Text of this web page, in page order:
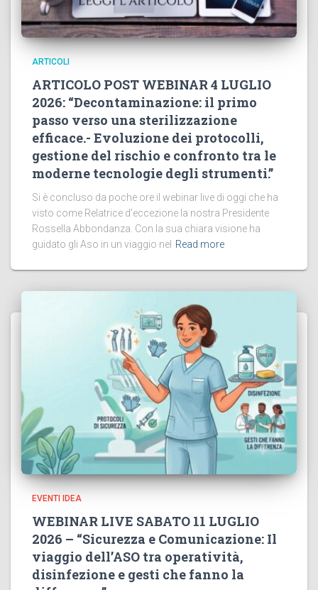
ARTICOLI
ARTICOLO POST WEBINAR 4 LUGLIO
2026: “Decontaminazione: il primo
passo verso una sterilizzazione
efficace.- Evoluzione dei protocolli,
gestione del rischio e confronto tra le
moderne tecnologie degli strumenti.”
Si è concluso da poche ore il webinar live di oggi che ha
visto come Relatrice d’eccezione la nostra Presidente
Rossella Abbondanza. Con la sua chiara visione ha
guidato gli Aso in un viaggio nel Read more
EVENTI IDEA
WEBINAR LIVE SABATO 11 LUGLIO
2026 – “Sicurezza e Comunicazione: Il
viaggio dell’ASO tra operatività,
disinfezione e gesti che fanno la